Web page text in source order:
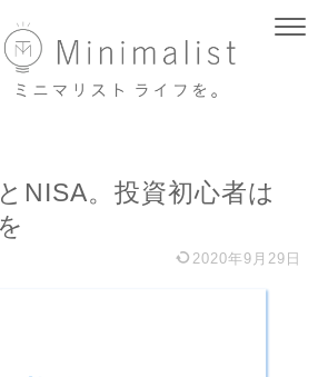
NISA。投資初心者は
2020年9月29日